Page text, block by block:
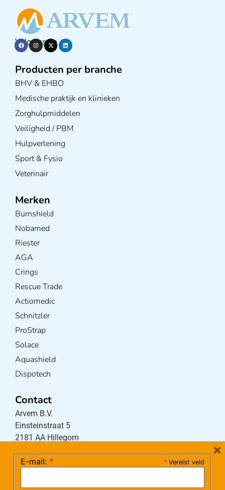
Volg ons op
Producten per branche
BHV & EHBO
Medische praktijk en klinieken
Zorghulpmiddelen
Veiligheid / PBM
Hulpverlening
Sport & Fysio
Veterinair
Merken
Burnshield
Nobamed
Riester
AGA
Crings
Rescue Trade
Actiomedic
Schnitzler
ProStrap
Solace
Aquashield
Dispotech
Contact
Arvem B.V.
Einsteinstraat 5
2181 AA Hillegom
(maandag – donderdag 08:30-17:15 uur / vrijdag
* Vereist veld
E-mail: *
×